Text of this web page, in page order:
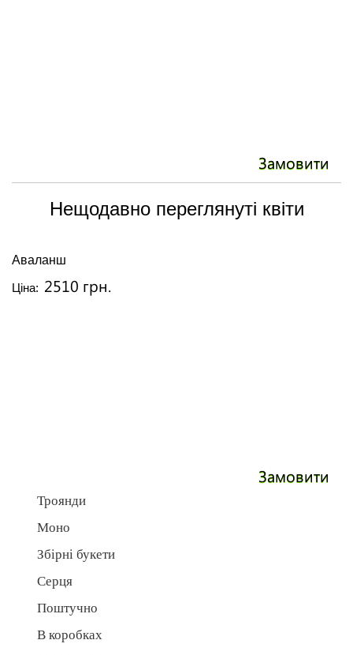
Замовити
Нещодавно переглянуті квіти
Аваланш
Ціна: 2510 грн.
Замовити
Троянди
Моно
Збірні букети
Серця
Поштучно
В коробках